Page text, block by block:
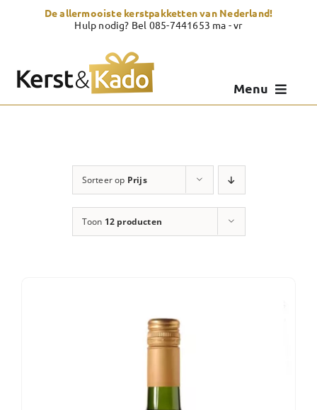
De allermooiste kerstpakketten van Nederland!
Hulp nodig? Bel 085-7441653 ma - vr
Menu
Zelf samenstellen
Sorteer op Prijs
Toon 12 producten